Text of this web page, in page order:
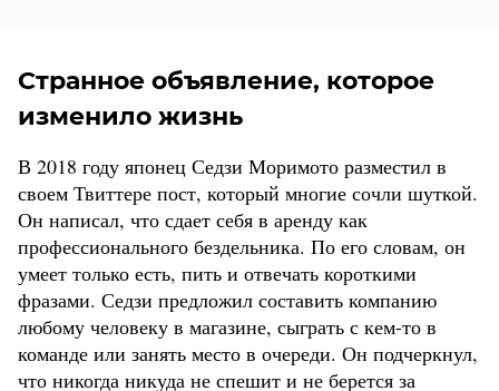
Странное объявление, которое
изменило жизнь
В 2018 году японец Седзи Моримото разместил в
своем Твиттере пост, который многие сочли шуткой.
Он написал, что сдает себя в аренду как
профессионального бездельника. По его словам, он
умеет только есть, пить и отвечать короткими
фразами. Седзи предложил составить компанию
любому человеку в магазине, сыграть с кем-то в
команде или занять место в очереди. Он подчеркнул,
что никогда никуда не спешит и не берется за